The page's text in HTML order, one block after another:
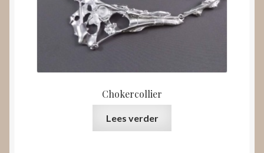
Chokercollier
Lees verder